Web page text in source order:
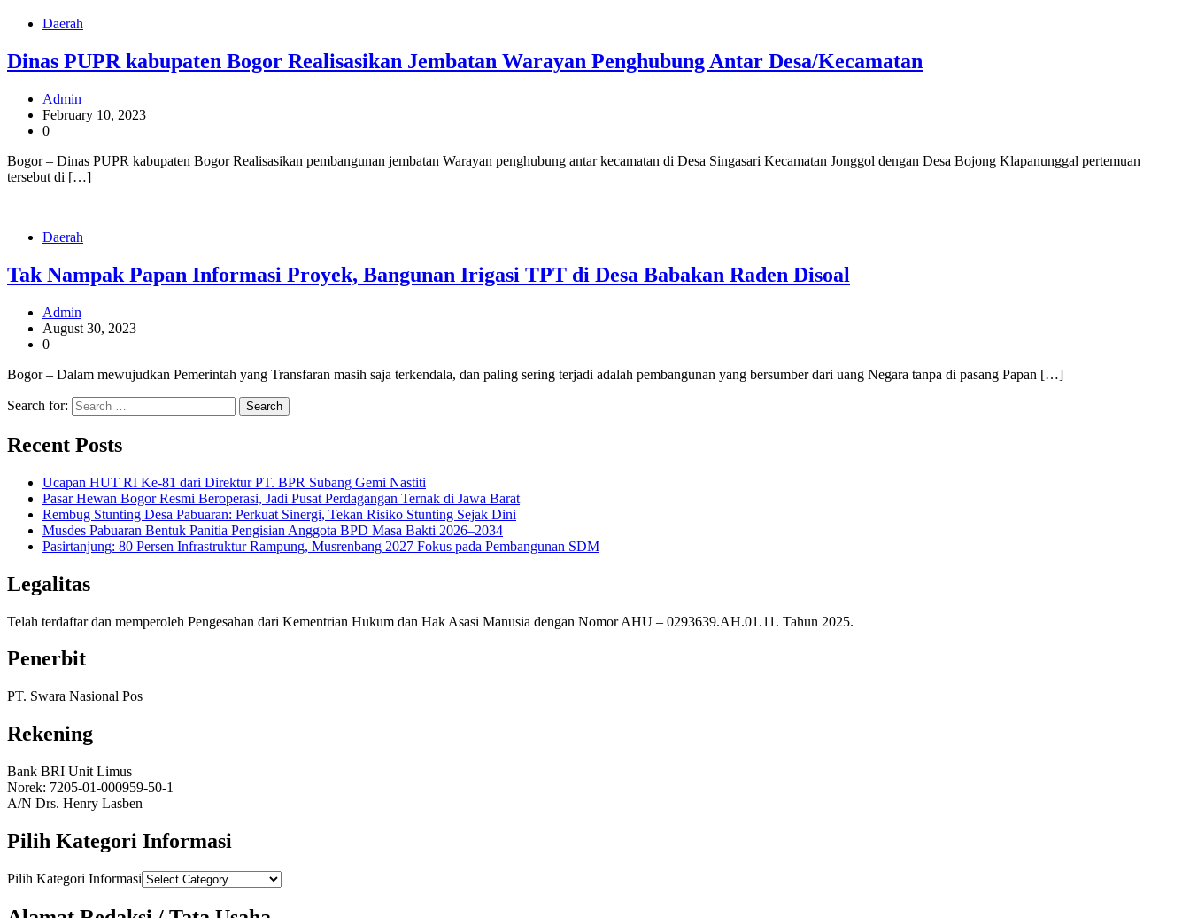
Daerah
Dinas PUPR kabupaten Bogor Realisasikan Jembatan Warayan Penghubung Antar Desa/Kecamatan
Admin
February 10, 2023
0
Bogor – Dinas PUPR kabupaten Bogor Realisasikan pembangunan jembatan Warayan penghubung antar kecamatan di Desa Singasari Kecamatan Jonggol dengan Desa Bojong Klapanunggal pertemuan
tersebut di […]
Daerah
Tak Nampak Papan Informasi Proyek, Bangunan Irigasi TPT di Desa Babakan Raden Disoal
Admin
August 30, 2023
0
Bogor – Dalam mewujudkan Pemerintah yang Transfaran masih saja terkendala, dan paling sering terjadi adalah pembangunan yang bersumber dari uang Negara tanpa di pasang Papan […]
Search for:
Recent Posts
Ucapan HUT RI Ke-81 dari Direktur PT. BPR Subang Gemi Nastiti
Pasar Hewan Bogor Resmi Beroperasi, Jadi Pusat Perdagangan Ternak di Jawa Barat
Rembug Stunting Desa Pabuaran: Perkuat Sinergi, Tekan Risiko Stunting Sejak Dini
Musdes Pabuaran Bentuk Panitia Pengisian Anggota BPD Masa Bakti 2026–2034
Pasirtanjung: 80 Persen Infrastruktur Rampung, Musrenbang 2027 Fokus pada Pembangunan SDM
Legalitas
Telah terdaftar dan memperoleh Pengesahan dari Kementrian Hukum dan Hak Asasi Manusia dengan Nomor AHU – 0293639.AH.01.11. Tahun 2025.
Penerbit
PT. Swara Nasional Pos
Rekening
Bank BRI Unit Limus
Norek: 7205-01-000959-50-1
A/N Drs. Henry Lasben
Pilih Kategori Informasi
Pilih Kategori Informasi